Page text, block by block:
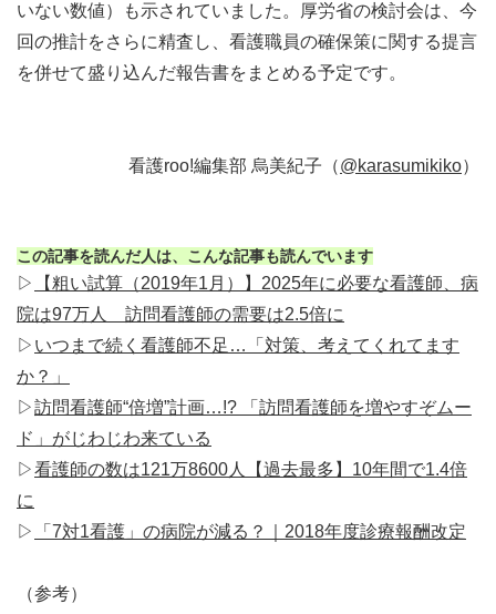
いない数値）も示されていました。厚労省の検討会は、今
回の推計をさらに精査し、看護職員の確保策に関する提言
を併せて盛り込んだ報告書をまとめる予定です。
看護roo!編集部 烏美紀子（@karasumikiko）
この記事を読んだ人は、こんな記事も読んでいます
▷
【粗い試算（2019年1月）】2025年に必要な看護師、病
院は97万人 訪問看護師の需要は2.5倍に
▷ いつまで続く看護師不足…「対策、考えてくれてます
か？」
▷訪問看護師“倍増”計画…!? 「訪問看護師を増やすぞムー
ド」がじわじわ来ている
▷看護師の数は121万8600人【過去最多】10年間で1.4倍
に
▷
「7対1看護」の病院が減る？｜2018年度診療報酬改定
（参考）